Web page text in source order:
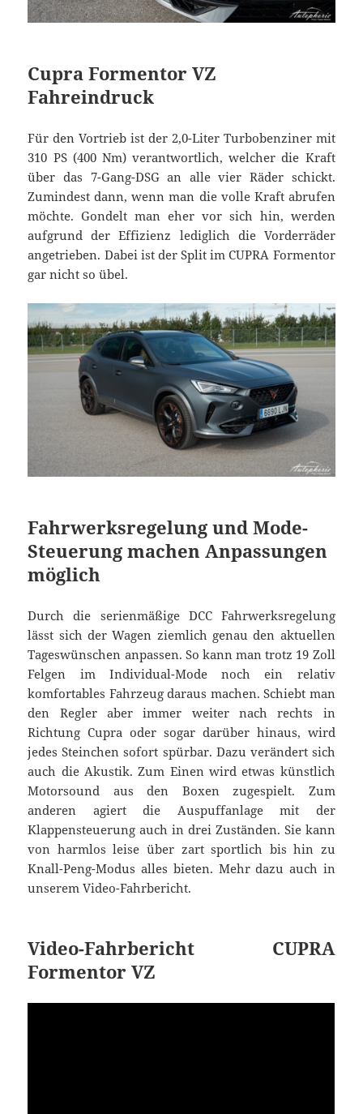
Cupra Formentor VZ
Fahreindruck
Für den Vortrieb ist der 2,0-Liter Turbobenziner mit
310 PS (400 Nm) verantwortlich, welcher die Kraft
über das 7-Gang-DSG an alle vier Räder schickt.
Zumindest dann, wenn man die volle Kraft abrufen
möchte. Gondelt man eher vor sich hin, werden
aufgrund der Effizienz lediglich die Vorderräder
angetrieben. Dabei ist der Split im CUPRA Formentor
gar nicht so übel.
Fahrwerksregelung und Mode-
Steuerung machen Anpassungen
möglich
Durch die serienmäßige DCC Fahrwerksregelung
lässt sich der Wagen ziemlich genau den aktuellen
Tageswünschen anpassen. So kann man trotz 19 Zoll
Felgen im Individual-Mode noch ein relativ
komfortables Fahrzeug daraus machen. Schiebt man
den Regler aber immer weiter nach rechts in
Richtung Cupra oder sogar darüber hinaus, wird
jedes Steinchen sofort spürbar. Dazu verändert sich
auch die Akustik. Zum Einen wird etwas künstlich
Motorsound aus den Boxen zugespielt. Zum
anderen agiert die Auspuffanlage mit der
Klappensteuerung auch in drei Zuständen. Sie kann
von harmlos leise über zart sportlich bis hin zu
Knall-Peng-Modus alles bieten. Mehr dazu auch in
unserem Video-Fahrbericht.
Video-Fahrbericht CUPRA
Formentor VZ